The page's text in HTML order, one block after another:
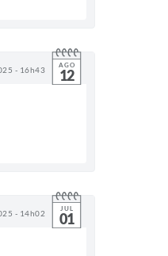
- 16h43 AGO
12
- 14h02 JUL
01